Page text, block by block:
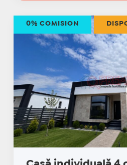
0% COMISION